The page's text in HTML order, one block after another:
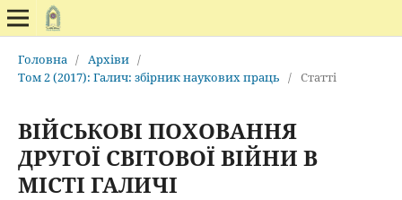
Головна / Архіви /
Том 2 (2017): Галич: збірник наукових праць / Статті
ВІЙСЬКОВІ ПОХОВАННЯ
ДРУГОЇ СВІТОВОЇ ВІЙНИ В
МІСТІ ГАЛИЧІ